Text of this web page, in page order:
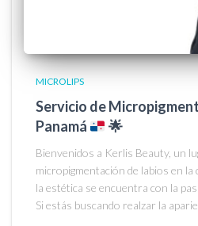
MICROLIPS
Servicio de
Panamá
🌟
Bienvenidos a Kerlis Beauty, un
micropigmentación de labios en la
la estética se encuentra con la
Si estás buscando realzar la